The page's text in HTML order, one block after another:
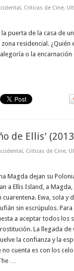
, Criticas de Cine,
puerta de la casa de
residencial. ¿Quién
o la
de Ellis’
, Criticas de Cine,
Magda dejan su
a Ellis Island, a
Ewa, sola y
sin escrúpulos. Para
a aceptar todos los
La llegada de
la confianza y la
cuenta es con los
…